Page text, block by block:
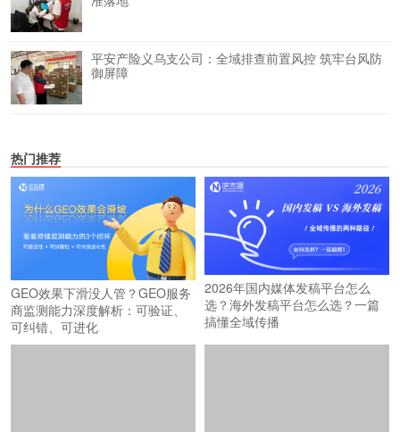
平安产险义乌支公司：全域排查前置风控 筑牢台风防
御屏障
热门推荐
GEO效果下滑没人管？GEO服务
商监测能力深度解析：可验证、
可纠错、可进化
2026年国内媒体发稿平台怎么
选？海外发稿平台怎么选？一篇
搞懂全域传播